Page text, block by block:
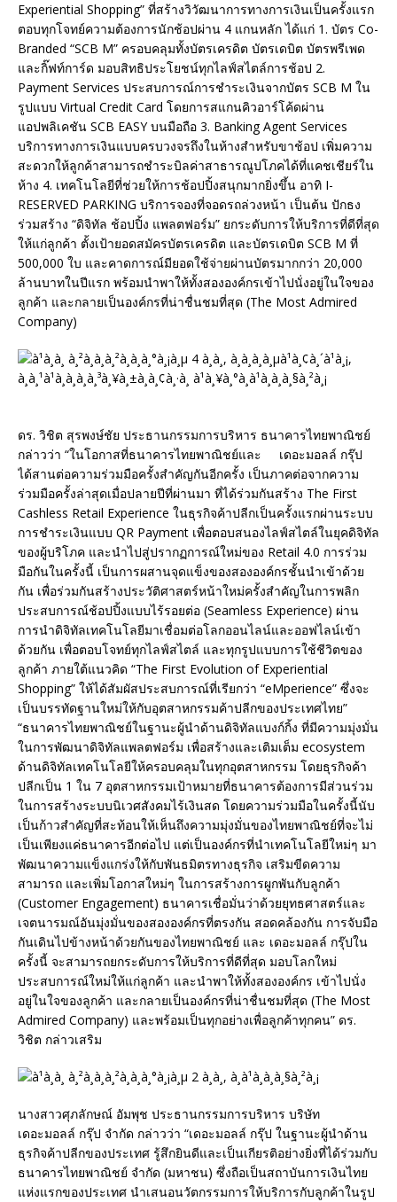
Experiential Shopping” ที่สร้างวิวัฒนาการทางการเงินเป็นครั้งแรก
ตอบทุกโจทย์ความต้องการนักช้อปผ่าน 4 แกนหลัก ได้แก่ 1. บัตร Co-
Branded “SCB M” ครอบคลุมทั้งบัตรเครดิต บัตรเดบิต บัตรพรีเพด
และกิ๊ฟท์การ์ด มอบสิทธิประโยชน์ทุกไลฟ์สไตล์การช้อป 2.
Payment Services ประสบการณ์การชำระเงินจากบัตร SCB M ใน
รูปแบบ Virtual Credit Card โดยการสแกนคิวอาร์โค้ดผ่าน
แอปพลิเคชัน SCB EASY บนมือถือ 3. Banking Agent Services
บริการทางการเงินแบบครบวงจรถึงในห้างสำหรับขาช้อป เพิ่มความ
สะดวกให้ลูกค้าสามารถชำระบิลค่าสาธารณูปโภคได้ที่แคชเชียร์ใน
ห้าง 4. เทคโนโลยีที่ช่วยให้การช้อปปิ้งสนุกมากยิ่งขึ้น อาทิ I-
RESERVED PARKING บริการจองที่จอดรถล่วงหน้า เป็นต้น ปักธง
ร่วมสร้าง “ดิจิทัล ช้อปปิ้ง แพลตฟอร์ม” ยกระดับการให้บริการที่ดีที่สุด
ให้แก่ลูกค้า ตั้งเป้ายอดสมัครบัตรเครดิต และบัตรเดบิต SCB M ที่
500,000 ใบ และคาดการณ์มียอดใช้จ่ายผ่านบัตรมากกว่า 20,000
ล้านบาทในปีแรก พร้อมนำพาให้ทั้งสององค์กรเข้าไปนั่งอยู่ในใจของ
ลูกค้า และกลายเป็นองค์กรที่น่าชื่นชมที่สุด (The Most Admired
Company)
ดร. วิชิต สุรพงษ์ชัย ประธานกรรมการบริหาร ธนาคารไทยพาณิชย์
กล่าวว่า “ในโอกาสที่ธนาคารไทยพาณิชย์และ เดอะมอลล์ กรุ๊ป
ได้สานต่อความร่วมมือครั้งสำคัญกันอีกครั้ง เป็นภาคต่อจากความ
ร่วมมือครั้งล่าสุดเมื่อปลายปีที่ผ่านมา ที่ได้ร่วมกันสร้าง The First
Cashless Retail Experience ในธุรกิจค้าปลีกเป็นครั้งแรกผ่านระบบ
การชำระเงินแบบ QR Payment เพื่อตอบสนองไลฟ์สไตล์ในยุคดิจิทัล
ของผู้บริโภค และนำไปสู่ปรากฏการณ์ใหม่ของ Retail 4.0 การร่วม
มือกันในครั้งนี้ เป็นการผสานจุดแข็งของสององค์กรชั้นนำเข้าด้วย
กัน เพื่อร่วมกันสร้างประวัติศาสตร์หน้าใหม่ครั้งสำคัญในการพลิก
ประสบการณ์ช้อปปิ้งแบบไร้รอยต่อ (Seamless Experience) ผ่าน
การนำดิจิทัลเทคโนโลยีมาเชื่อมต่อโลกออนไลน์และออฟไลน์เข้า
ด้วยกัน เพื่อตอบโจทย์ทุกไลฟ์สไตล์ และทุกรูปแบบการใช้ชีวิตของ
ลูกค้า ภายใต้แนวคิด “The First Evolution of Experiential
Shopping” ให้ได้สัมผัสประสบการณ์ที่เรียกว่า “eMperience” ซึ่งจะ
เป็นบรรทัดฐานใหม่ให้กับอุตสาหกรรมค้าปลีกของประเทศไทย”
“ธนาคารไทยพาณิชย์ในฐานะผู้นำด้านดิจิทัลแบงก์กิ้ง ที่มีความมุ่งมั่น
ในการพัฒนาดิจิทัลแพลตฟอร์ม เพื่อสร้างและเติมเต็ม ecosystem
ด้านดิจิทัลเทคโนโลยีให้ครอบคลุมในทุกอุตสาหกรรม โดยธุรกิจค้า
ปลีกเป็น 1 ใน 7 อุตสาหกรรมเป้าหมายที่ธนาคารต้องการมีส่วนร่วม
ในการสร้างระบบนิเวศสังคมไร้เงินสด โดยความร่วมมือในครั้งนี้นับ
เป็นก้าวสำคัญที่สะท้อนให้เห็นถึงความมุ่งมั่นของไทยพาณิชย์ที่จะไม่
เป็นเพียงแค่ธนาคารอีกต่อไป แต่เป็นองค์กรที่นำเทคโนโลยีใหม่ๆ มา
พัฒนาความแข็งแกร่งให้กับพันธมิตรทางธุรกิจ เสริมขีดความ
สามารถ และเพิ่มโอกาสใหม่ๆ ในการสร้างการผูกพันกับลูกค้า
(Customer Engagement) ธนาคารเชื่อมั่นว่าด้วยยุทธศาสตร์และ
เจตนารมณ์อันมุ่งมั่นของสององค์กรที่ตรงกัน สอดคล้องกัน การจับมือ
กันเดินไปข้างหน้าด้วยกันของไทยพาณิชย์ และ เดอะมอลล์ กรุ๊ปใน
ครั้งนี้ จะสามารถยกระดับการให้บริการที่ดีที่สุด มอบโลกใหม่
ประสบการณ์ใหม่ให้แก่ลูกค้า และนำพาให้ทั้งสององค์กร เข้าไปนั่ง
อยู่ในใจของลูกค้า และกลายเป็นองค์กรที่น่าชื่นชมที่สุด (The Most
Admired Company) และพร้อมเป็นทุกอย่างเพื่อลูกค้าทุกคน” ดร.
วิชิต กล่าวเสริม
นางสาวศุภลักษณ์ อัมพุช ประธานกรรมการบริหาร บริษัท
เดอะมอลล์ กรุ๊ป จำกัด กล่าวว่า “เดอะมอลล์ กรุ๊ป ในฐานะผู้นำด้าน
ธุรกิจค้าปลีกของประเทศ รู้สึกยินดีและเป็นเกียรติอย่างยิ่งที่ได้ร่วมกับ
ธนาคารไทยพาณิชย์ จำกัด (มหาชน) ซึ่งถือเป็นสถาบันการเงินไทย
แห่งแรกของประเทศ นำเสนอนวัตกรรมการให้บริการกับลูกค้าในรูป